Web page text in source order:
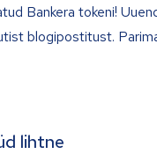
Bankera tokeni!
blogipostitust.
lihtne